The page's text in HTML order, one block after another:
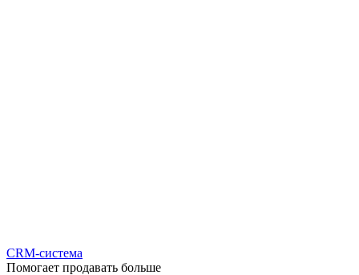
CRM-система
Помогает продавать больше